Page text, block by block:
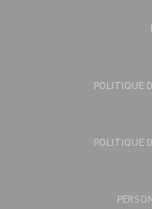
POLITIQUE
POLITIQUE